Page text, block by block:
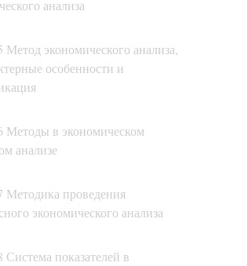
анализа
Метод экономического анализа,
особенности и
Методы в экономическом
анализе
Методика проведения
экономического анализа
Система показателей в